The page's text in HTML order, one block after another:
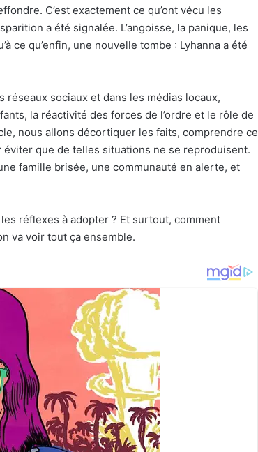
C’est exactement ce qu’ont vécu les
a été signalée. L’angoisse, la panique, les
ce qu’enfin, une nouvelle tombe : Lyhanna a été
sociaux et dans les médias locaux,
la réactivité des forces de l’ordre et le rôle de
nous allons décortiquer les faits, comprendre ce
que de telles situations ne se reproduisent.
famille brisée, une communauté en alerte, et
réflexes à adopter ? Et surtout, comment
va voir tout ça ensemble.